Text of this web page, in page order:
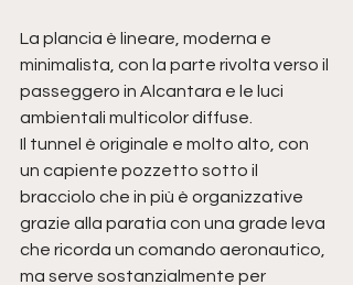
La plancia è lineare, moderna e
minimalista, con la parte rivolta verso il
passeggero in Alcantara e le luci
ambientali multicolor diffuse.
Il tunnel è originale e molto alto, con
un capiente pozzetto sotto il
bracciolo che in più è organizzative
grazie alla paratia con una grade leva
che ricorda un comando aeronautico,
ma serve sostanzialmente per